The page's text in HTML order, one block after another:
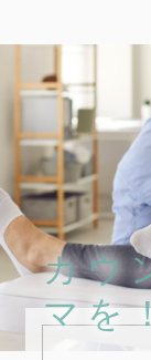
カウ
マを